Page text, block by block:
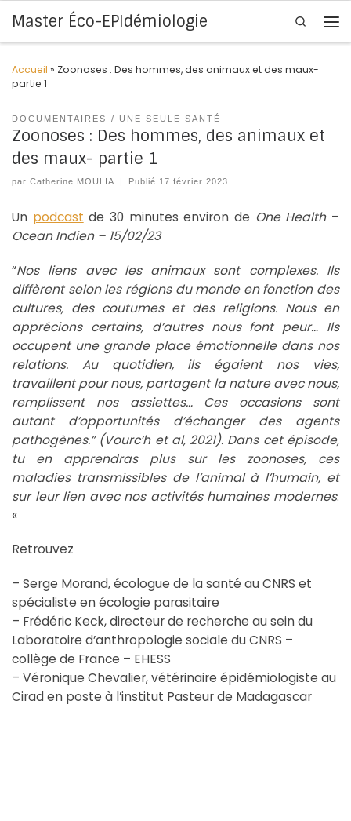
Skip to content
Master Éco-EPIdémiologie
Search
Accueil » Zoonoses : Des hommes, des animaux et des maux-
partie 1
DOCUMENTAIRES UNE SEULE SANTÉ
Zoonoses : Des hommes, des animaux et
des maux- partie 1
par Catherine MOULIA Publié 17 février 2023
Un podcast de 30 minutes environ de One Health –
Ocean Indien – 15/02/23
“Nos liens avec les animaux sont complexes. Ils
diffèrent selon les régions du monde en fonction des
cultures, des coutumes et des religions. Nous en
apprécions certains, d’autres nous font peur… Ils
occupent une grande place émotionnelle dans nos
relations. Au quotidien, ils égaient nos vies,
travaillent pour nous, partagent la nature avec nous,
remplissent nos assiettes… Ces occasions sont
autant d’opportunités d’échanger des agents
pathogènes.” (Vourc’h et al, 2021). Dans cet épisode,
tu en apprendras plus sur les zoonoses, ces
maladies transmissibles de l’animal à l’humain, et
sur leur lien avec nos activités humaines modernes.
«
Retrouvez
– Serge Morand, écologue de la santé au CNRS et
spécialiste en écologie parasitaire
– Frédéric Keck, directeur de recherche au sein du
Laboratoire d’anthropologie sociale du CNRS –
collège de France – EHESS
– Véronique Chevalier, vétérinaire épidémiologiste au
Cirad en poste à l’institut Pasteur de Madagascar